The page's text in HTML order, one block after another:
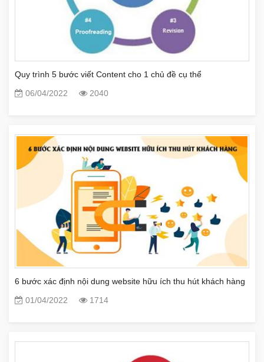
Quy trình 5 bước viết Content cho 1 chủ đề cụ thể
06/04/2022
2040
6 bước xác định nội dung website hữu ích thu hút khách hàng
01/04/2022
1714